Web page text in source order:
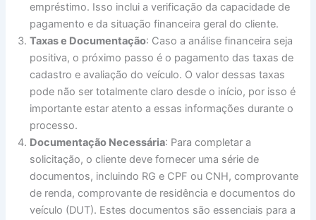
empréstimo. Isso inclui a verificação da capacidade de
pagamento e da situação financeira geral do cliente.
Taxas e Documentação: Caso a análise financeira seja
positiva, o próximo passo é o pagamento das taxas de
cadastro e avaliação do veículo. O valor dessas taxas
pode não ser totalmente claro desde o início, por isso é
importante estar atento a essas informações durante o
processo.
Documentação Necessária: Para completar a
solicitação, o cliente deve fornecer uma série de
documentos, incluindo RG e CPF ou CNH, comprovante
de renda, comprovante de residência e documentos do
veículo (DUT). Estes documentos são essenciais para a